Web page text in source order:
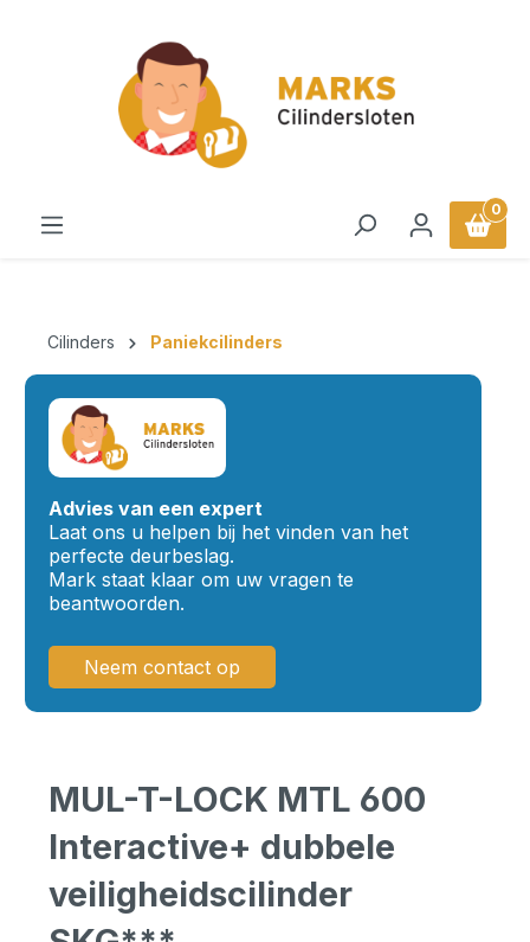
0
Cilinders Paniekcilinders
Advies van een expert
Laat ons u helpen bij het vinden van het
perfecte deurbeslag.
Mark staat klaar om uw vragen te
beantwoorden.
Neem contact op
MUL-T-LOCK MTL 600
Interactive+ dubbele
veiligheidscilinder